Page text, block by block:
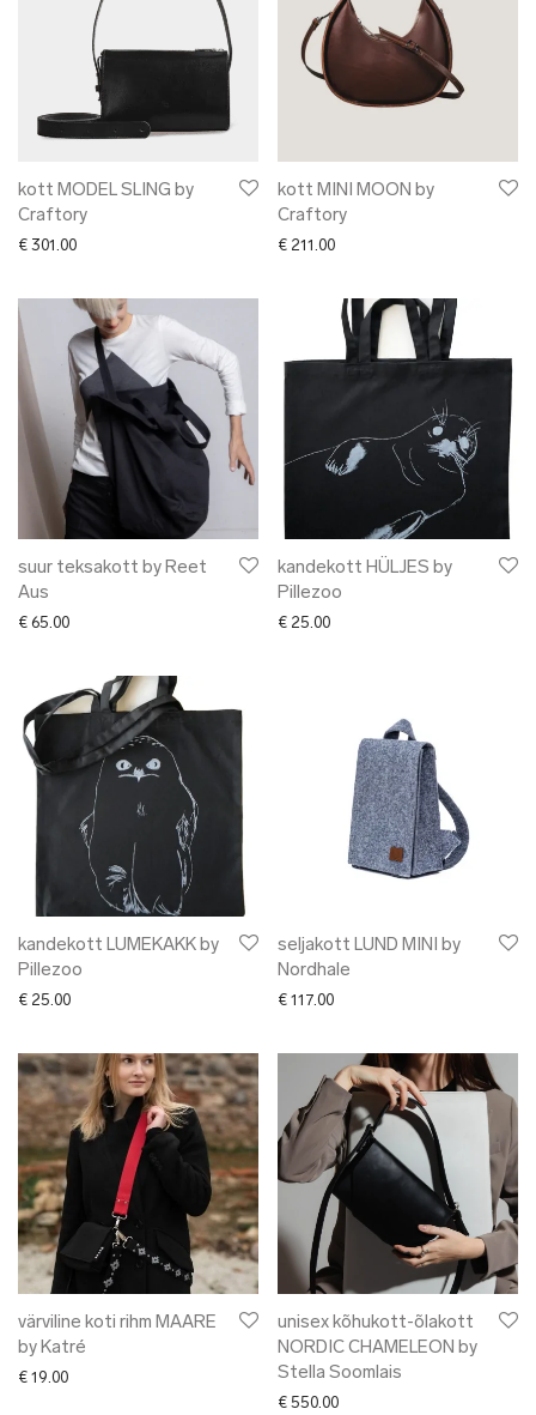
kott MODEL SLING by
Craftory
€ 301.00
kott MINI MOON by
Craftory
€ 211.00
suur teksakott by Reet
Aus
€ 65.00
kandekott HÜLJES by
Pillezoo
€ 25.00
kandekott LUMEKAKK by
Pillezoo
€ 25.00
seljakott LUND MINI by
Nordhale
€ 117.00
värviline koti rihm MAARE
by Katré
€ 19.00
unisex kõhukott-õlakott
NORDIC CHAMELEON by
Stella Soomlais
€ 550.00